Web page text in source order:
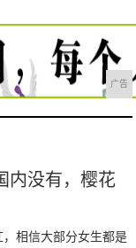
广告
内没有，樱花
相信大部分女生都是